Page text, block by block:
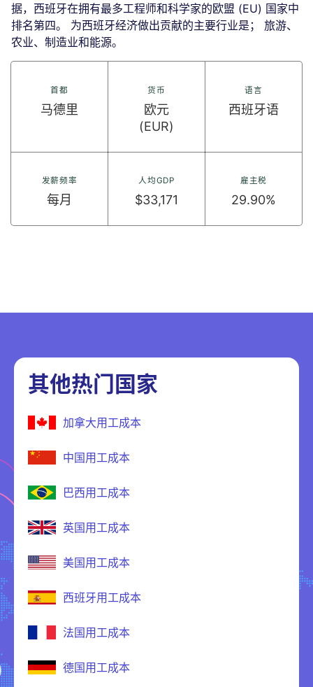
据，西班牙在拥有最多工程师和科学家的欧盟 (EU) 国家中
排名第四。 为西班牙经济做出贡献的主要行业是； 旅游、
农业、制造业和能源。
首都
马德里
货币
欧元
(EUR)
语言
西班牙语
发薪频率
每月
人均GDP
$33,171
雇主税
29.90%
其他热门国家
加拿大用工成本
中国用工成本
巴西用工成本
英国用工成本
美国用工成本
西班牙用工成本
法国用工成本
德国用工成本